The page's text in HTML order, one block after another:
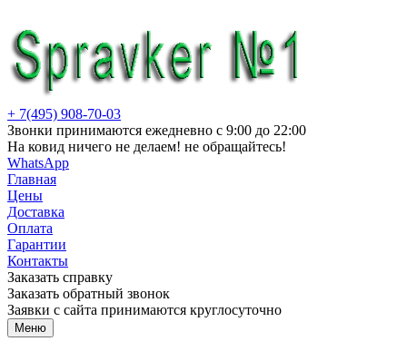
содержимому
+ 7(495) 908-70-03
Звонки принимаются ежедневно с 9:00 до 22:00
На ковид ничего не делаем! не обращайтесь!
WhatsApp
Главная
Цены
Доставка
Оплата
Гарантии
Контакты
Заказать справку
Заказать обратный звонок
Заявки с сайта принимаются круглосуточно
Меню